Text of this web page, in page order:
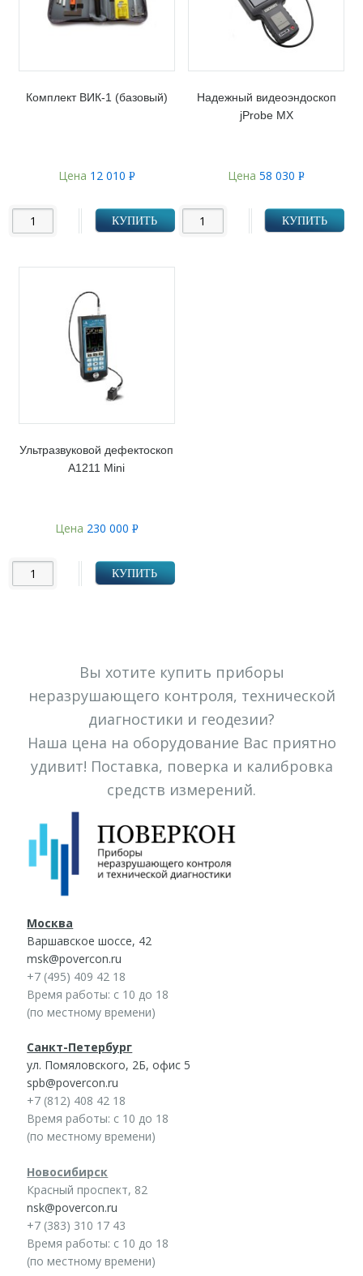
Комплект ВИК-1 (базовый)
Цена 12 010 Р
КУПИТЬ
Надежный видеоэндоскоп
jProbe MX
Цена58 030Р
КУПИТЬ
Ультразвуковой дефектоскоп
А1211 Mini
Цена 230 000 Р
КУПИТЬ
Вы хотите купить приборы
неразрушающего контроля, технической
диагностики и геодезии?
Наша цена на оборудование Вас приятно
удивит! Поставка, поверка и калибровка
средств измерений.
Москва
Варшавское шоссе, 42
msk@povercon.ru
+7 (495) 409 42 18
Время работы: с 10 до 18
(по местному времени)
Санкт-Петербург
ул. Помяловского, 2Б, офис 5
spb@povercon.ru
+7 (812) 408 42 18
Время работы: с 10 до 18
(по местному времени)
Новосибирск
Красный проспект, 82
nsk@povercon.ru
+7 (383) 310 17 43
Время работы: с 10 до 18
(по местному времени)